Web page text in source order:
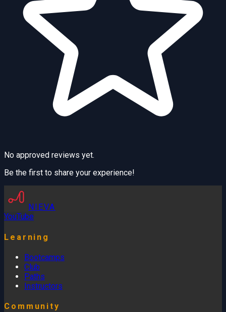
No approved reviews yet.
Be the first to share your experience!
NIEVA
YouTube
Learning
Bootcamps
Club
Paths
Instructors
Community